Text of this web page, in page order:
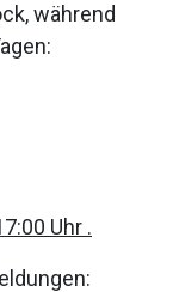
während
Uhr .